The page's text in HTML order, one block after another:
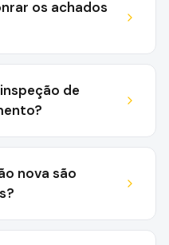
os achados
de
nova são